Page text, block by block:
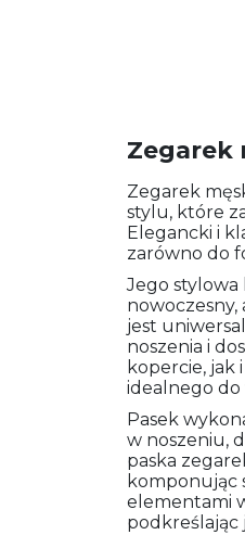
Zegarek
Zegarek
stylu, które
Elegancki i
zarówno do
Jego
nowoczesny,
jest
noszenia i
kopercie, jak
idealnego do
Pasek
w noszeniu,
paska
komponując
elementami
podkreślając